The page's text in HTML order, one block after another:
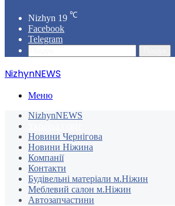
Nizhyn 19 ℃
Facebook
Telegram
NizhynNEWS
Меню
NizhynNEWS
Новини Чернігова
Новини Ніжина
Компанії
Контакти
Будівельні матеріали м.Ніжин
Меблевий салон м.Ніжин
Автозапчастини